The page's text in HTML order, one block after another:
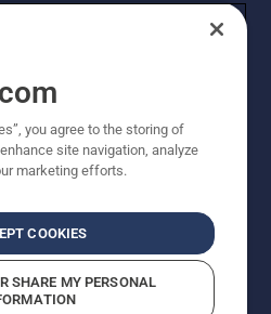
Alle Rechte vorbehalten. Bei
es sich um unverbindliche
Euro inkl. der gesetzlichen
MwSt), es sei denn sie sind für
Kauf verfügbar.
Datenschutzerklärung
Verstöße melden
you agree to the storing of
site navigation, analyze
marketing efforts.
COOKIES
SHARE MY PERSONAL